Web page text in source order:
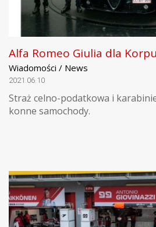
Alfa Romeo Giulia dla
Wiadomości / News
2021.06.10
Straż celno-podatkowa i
konne samochody.